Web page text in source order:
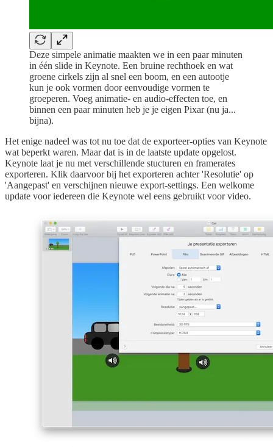
Deze simpele animatie maakten we in een paar minuten
in één slide in Keynote. Een bruine rechthoek en wat
groene cirkels zijn al snel een boom, en een autootje
kun je ook vormen door eenvoudige vormen te
groeperen. Voeg animatie- en audio-effecten toe, en
binnen een paar minuten heb je je eigen Pixar (nu ja...
bijna).
Het enige nadeel was tot nu toe dat de exporteer-opties van Keynote
wat beperkt waren. Maar dat is in de laatste update opgelost.
Keynote laat je nu met verschillende stucturen en framerates
exporteren. Klik daarvoor bij het exporteren achter 'Resolutie' op
'Aangepast' en verschijnen nieuwe export-settings. Een welkome
update voor iedereen die Keynote wel eens gebruikt voor video.